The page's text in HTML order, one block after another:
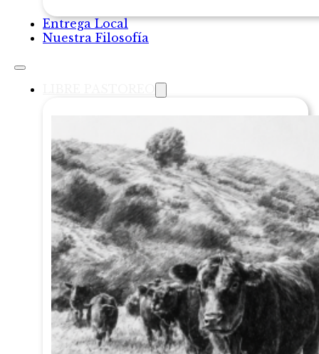
Entrega Local
Nuestra Filosofía